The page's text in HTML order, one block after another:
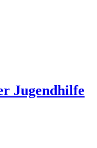
Jugendhilfe